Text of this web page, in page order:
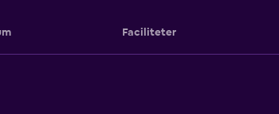
Faciliteter